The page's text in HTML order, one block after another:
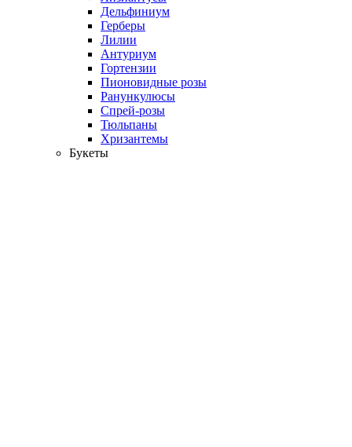
Дельфиниум
Герберы
Лилии
Антуриум
Гортензии
Пионовидные розы
Ранункулюсы
Спрей-розы
Тюльпаны
Хризантемы
Букеты